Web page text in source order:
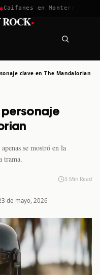
en Monterrey · 12
·
clave en The Mandalorian
personaje
se mostró en la
trama.
3 Min Read
de mayo, 2026